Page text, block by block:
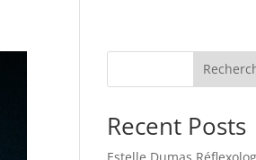
Recent Posts
Estelle Dumas